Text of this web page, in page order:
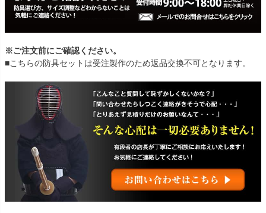
※ご注文前にご確認ください。
■こちらの防具セットは受注製作のため返品交換不可となります。